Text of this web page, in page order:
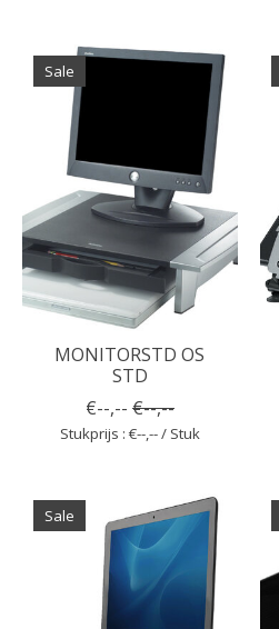
Sale
MONITORSTD OS
STD
€--,-- €--,--
Stukprijs : €--,-- / Stuk
Sale